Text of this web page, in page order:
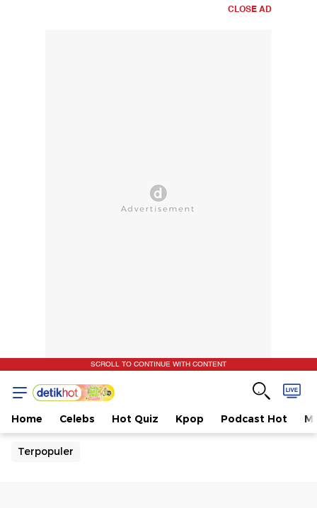
CLOSE AD
SCROLL TO CONTINUE WITH CONTENT
Home Celebs Hot Quiz Kpop Podcast Hot
Terpopuler